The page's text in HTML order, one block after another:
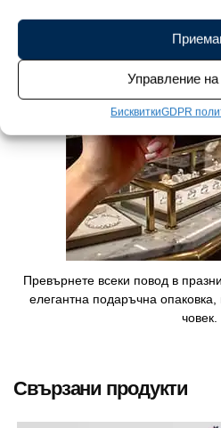
Управление
БисквиткиGDPR
Превърнете всеки повод в
елегантна подаръчна
човек.
Свързани продукти